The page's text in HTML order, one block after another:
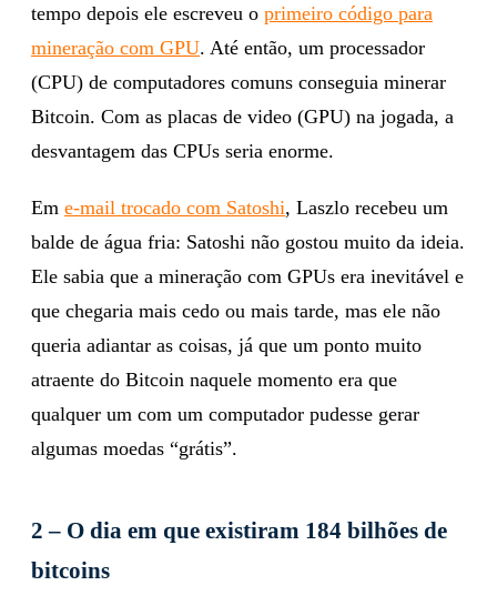
tempo depois ele escreveu o primeiro código para
mineração com GPU. Até então, um processador
(CPU) de computadores comuns conseguia minerar
Bitcoin. Com as placas de video (GPU) na jogada, a
desvantagem das CPUs seria enorme.
Em e-mail trocado com Satoshi, Laszlo recebeu um
balde de água fria: Satoshi não gostou muito da ideia.
Ele sabia que a mineração com GPUs era inevitável e
que chegaria mais cedo ou mais tarde, mas ele não
queria adiantar as coisas, já que um ponto muito
atraente do Bitcoin naquele momento era que
qualquer um com um computador pudesse gerar
algumas moedas “grátis”.
2 – O dia em que existiram 184 bilhões de
bitcoins